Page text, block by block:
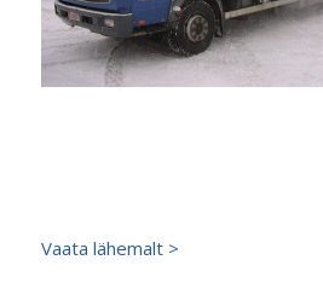
Vaata lähemalt >